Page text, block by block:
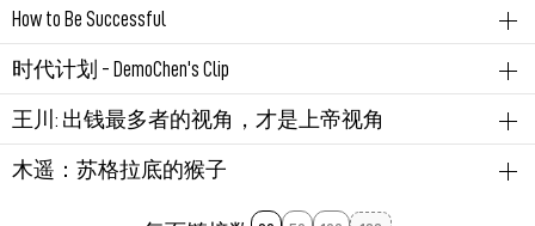
鼠。”或者约翰列侬在达科他州的车道上被枪杀之前写
的：“生活就是当你忙于制定其他计划时发生的事情。”
Look at the view. You'll never be disappointed.
看看风景。你永远不会失望。
March 6, 2023 10:25:01 AM GMT+08:00
套用某一个模式识别，而是从一组基本模式中组织出一
个临时的模式分析问题，这种灵活的方式称为adaptive
worldview（适应性世界观）。
在最后的笔记层面，也有一个相当具有操作性的技巧：
围绕领域内一组概念寻找10~20个crossroad cases（十字路
口案例），基于案例使用双链笔记把一组概念串联起
来。并通过设置一些问题不优深化案例学习，比如两个
结合木遥那篇。大厂（大型组织）的改变，还得靠最高
层的改变，最好就是换人。并且，改变的过程还伴随着
非常大的运气，说起来和个人的命运也没什么两样。
永久链接 February 17, 2023 04:13:56 PM GMT+08:00
最大的感受是：怎么能把个人在组织中的无力感，写得
如此传神。——那段会议模拟，栩栩如生。
从强生的例子来看，除了一把手的力挽狂澜，几乎没有
解决之道。
2、“做得太好”竟然是客人给差评的原因，这再讽刺不过
地表明在中国社会，连评分也都是“高语境”的，隐含着
各种说不清楚、甚至你打破脑袋都想不到的因素。
3、常听人感叹说，中国真是一个复杂的市场。在这
里，“复杂”的意思并不仅仅是说“丰富多样”，还指充满着
意料不到的陷阱，差不多就是你涉世未深刚踏上社会
当AI成为主要生产力，AI又能自己再生产AI，商品成本将
无限低，唯一的约束只是地球资源。世界会怎么样？作
者给出了一个有点大同社会的观点，但真的如此吗？还
是人口会增长至地球承受的极限，最终还是瓦解，又或
者有其它可能？
附翻译版：万物摩尔定律
据来源引用。这意味着，它很大程度上能够替代搜索引
擎了，直接提供答案，但又能让你基于来源去确定答案
的可靠性。
2、关于纠错，非常强：
2.1、提示ChatGPT答案可能错误时，它会尝试寻找更好的
答案，如果有更新、更准的数据，它会承认错误并返回
2.2、但如果没有更新、更准的答案，它会坚持自己的结
大量语料训练模型：压缩互联网上的知识
对话框回答问题：解压互联网上的知识
并且这个压缩是有损的。本文基调大致是对当下ChatGPT
热浇浇冷水。
人工智能 AIGC NLP
其中提到的第二个误解：「ChatGPT 是统计模型，所以
它的一切认知都是来自于它的语料。」
我也有，并且当大家讨论ChatGPT的时候，经常会从这个
基础数学原理的角度得出「当前的AI并没有质变」的结
论。
How to Be Successful
成长 职场 人物 type:article
Twitter Thread：OpenAI的创始人Sam 19岁的他05年成立了位
置服务提供商Loopt，12年4300万美元估值被收购，14年上
任YCombinator总裁，19年正式上任他和马斯克共同创立
的OpenAI，也正是这年他写下了一篇博客 - how to Be
Successful，整理了一下他的13点分享和我的思考。
时代计划 - DemoChen's Clip
成长 英语 type:article
本文是翻译，英文原文：The TIME Project。
读完，写的一些感想。摘两段：
王川: 出钱最多者的视角，才是上帝视角
商业模式 投资 type:article
木遥：苏格拉底的猴子
NLP type:article